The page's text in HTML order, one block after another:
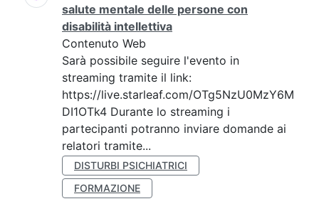
salute mentale delle persone con
disabilità intellettiva
Contenuto Web
Sarà possibile seguire l'evento in
streaming tramite il link:
https://live.starleaf.com/OTg5NzU0MzY6M
DI1OTk4 Durante lo streaming i
partecipanti potranno inviare domande ai
relatori tramite...
DISTURBI PSICHIATRICI
FORMAZIONE